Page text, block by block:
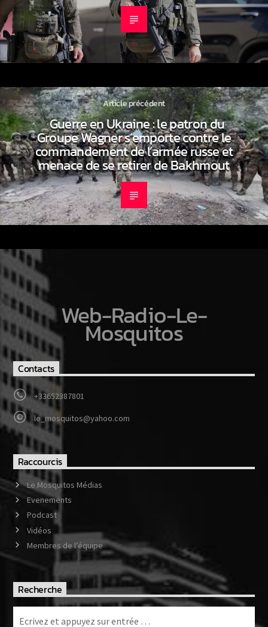
Article précédent
Guerre en Ukraine : le patron du
Groupe Wagner s’emporte contre le
commandement de l’armée russe et
menace de se retirer de Bakhmout
Web-Radio-Le-
Mosquitos
Contacts
+33652387801
le_mosquitos@yahoo.com
Raccourcis
Le Mosquitos Médias
Evenements
Podcast
Vidéos
Membres de l’équipe
Recherche